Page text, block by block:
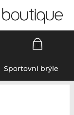
Sportovní brýle